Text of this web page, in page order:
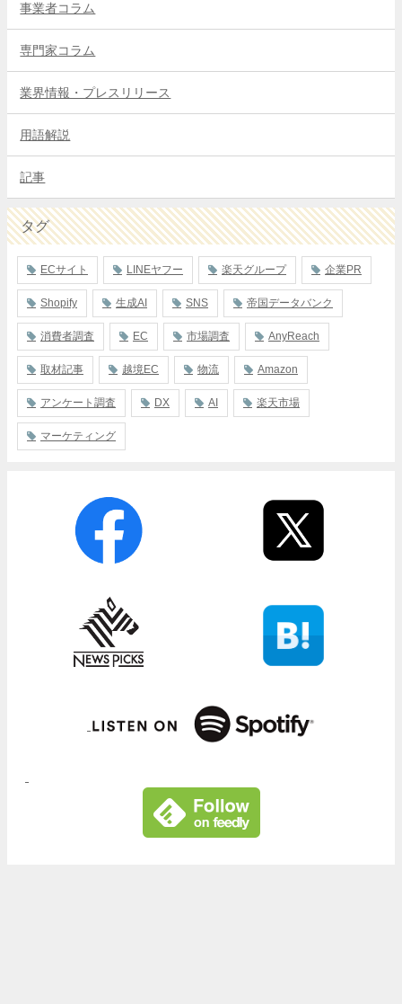
事業者コラム
専門家コラム
業界情報・プレスリリース
用語解説
記事
タグ
ECサイト LINEヤフー 楽天グループ 企業PR
Shopify 生成AI SNS 帝国データバンク
消費者調査 EC 市場調査 AnyReach
取材記事 越境EC 物流 Amazon
アンケート調査 DX AI 楽天市場
マーケティング